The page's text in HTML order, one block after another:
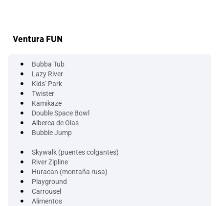
Ventura FUN
Bubba Tub
Lazy River
Kids’ Park
Twister
Kamikaze
Double Space Bowl
Alberca de Olas
Bubble Jump
Skywalk (puentes colgantes)
River Zipline
Huracan (montaña rusa)
Playground
Carrousel
Alimentos